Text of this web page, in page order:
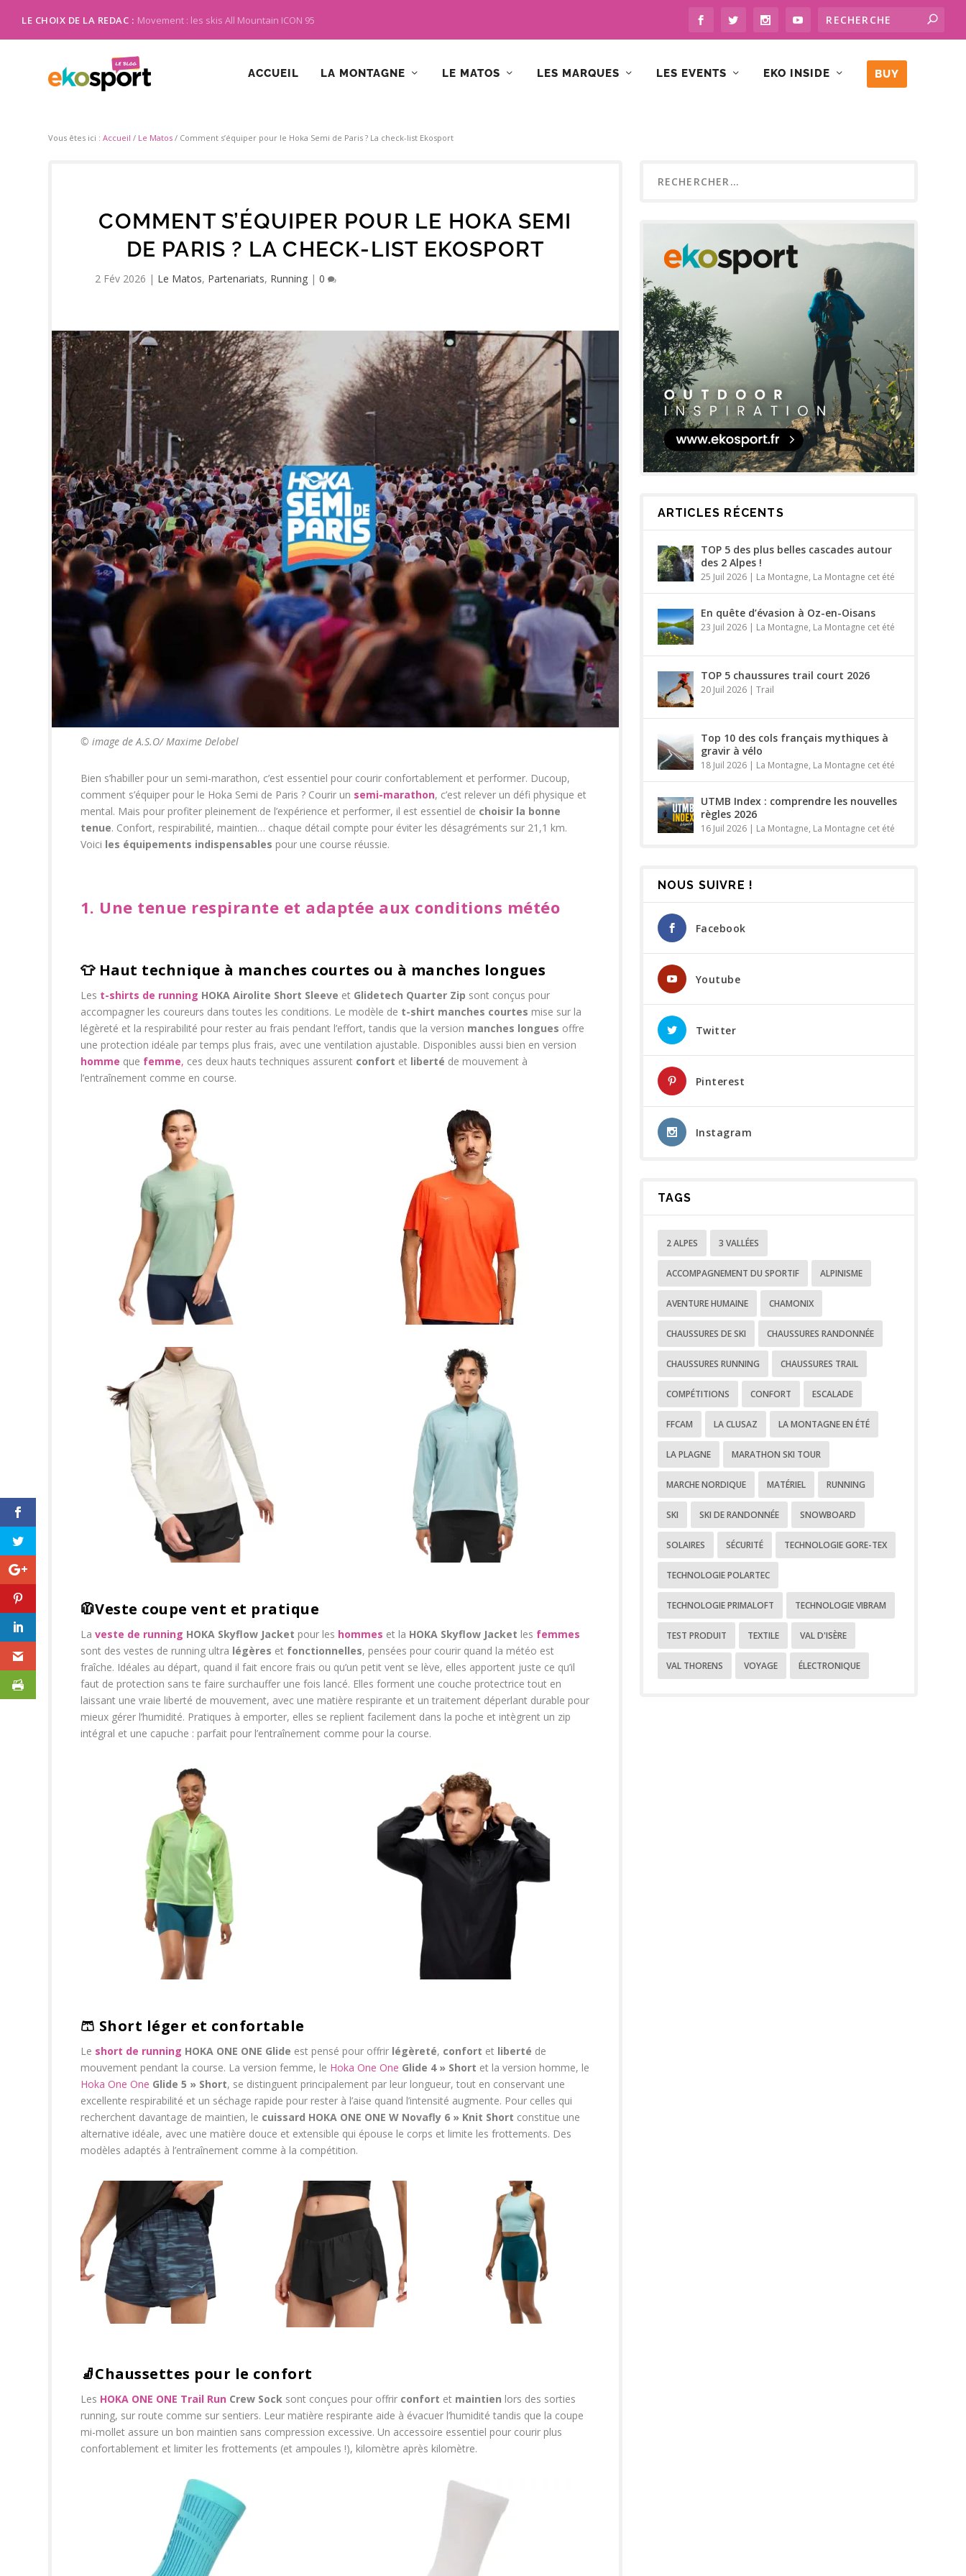
LE CHOIX DE LA REDAC : Movement : les skis All Mountain ICON 95
ACCUEIL LA MONTAGNE LE MATOS LES MARQUES LES EVENTS EKO INSIDE BUY
Vous êtes ici :Accueil / Le Matos / Comment s’équiper pour le Hoka Semi de Paris ? La check-list Ekosport
COMMENT S’ÉQUIPER POUR LE HOKA SEMI
DE PARIS ? LA CHECK-LIST EKOSPORT
2 Fév 2026 | Le Matos, Partenariats, Running |0
© image de A.S.O/ Maxime Delobel
Bien s’habiller pour un semi-marathon, c’est essentiel pour courir confortablement et performer. Ducoup,
comment s’équiper pour le Hoka Semi de Paris ? Courir un semi-marathon, c’est relever un défi physique et
mental. Mais pour profiter pleinement de l’expérience et performer, il est essentiel de choisir la bonne
tenue. Confort, respirabilité, maintien… chaque détail compte pour éviter les désagréments sur 21,1 km.
Voici les équipements indispensables pour une course réussie.
1. Une tenue respirante et adaptée aux conditions météo
👕 Haut technique à manches courtes ou à manches longues
Les t-shirts de running HOKA Airolite Short Sleeve et Glidetech Quarter Zip sont conçus pour
accompagner les coureurs dans toutes les conditions. Le modèle de t-shirt manches courtes mise sur la
légèreté et la respirabilité pour rester au frais pendant l’effort, tandis que la version manches longues offre
une protection idéale par temps plus frais, avec une ventilation ajustable. Disponibles aussi bien en version
homme que femme, ces deux hauts techniques assurent confort et liberté de mouvement à
l’entraînement comme en course.
🧥Veste coupe vent et pratique
La veste de running HOKA Skyflow Jacket pour les hommes et la HOKA Skyflow Jacket les femmes
sont des vestes de running ultra légères et fonctionnelles, pensées pour courir quand la météo est
fraîche. Idéales au départ, quand il fait encore frais ou qu’un petit vent se lève, elles apportent juste ce qu’il
faut de protection sans te faire surchauffer une fois lancé. Elles forment une couche protectrice tout en
laissant une vraie liberté de mouvement, avec une matière respirante et un traitement déperlant durable pour
mieux gérer l’humidité. Pratiques à emporter, elles se replient facilement dans la poche et intègrent un zip
intégral et une capuche : parfait pour l’entraînement comme pour la course.
🩳 Short léger et confortable
Le short de running HOKA ONE ONE Glide est pensé pour offrir légèreté, confort et liberté de
mouvement pendant la course. La version femme, le Hoka One One Glide 4 » Short et la version homme, le
Hoka One One Glide 5 » Short, se distinguent principalement par leur longueur, tout en conservant une
excellente respirabilité et un séchage rapide pour rester à l’aise quand l’intensité augmente. Pour celles qui
recherchent davantage de maintien, le cuissard HOKA ONE ONE W Novafly 6 » Knit Short constitue une
alternative idéale, avec une matière douce et extensible qui épouse le corps et limite les frottements. Des
modèles adaptés à l’entraînement comme à la compétition.
🧦Chaussettes pour le confort
Les HOKA ONE ONE Trail Run Crew Socksont conçues pour offrir confort et maintien lors des sorties
running, sur route comme sur sentiers. Leur matière respirante aide à évacuer l’humidité tandis que la coupe
mi-mollet assure un bon maintien sans compression excessive. Un accessoire essentiel pour courir plus
confortablement et limiter les frottements (et ampoules !), kilomètre après kilomètre.
ARTICLES RÉCENTS
TOP 5 des plus belles cascades autour
des 2 Alpes !
25 Juil 2026| La Montagne, La Montagne cet été
En quête d’évasion à Oz-en-Oisans
23 Juil 2026| La Montagne, La Montagne cet été
TOP 5 chaussures trail court 2026
20 Juil 2026| Trail
Top 10 des cols français mythiques à
gravir à vélo
18 Juil 2026| La Montagne, La Montagne cet été
UTMB Index : comprendre les nouvelles
règles 2026
16 Juil 2026| La Montagne, La Montagne cet été
NOUS SUIVRE !
Facebook
Youtube
Twitter
Pinterest
Instagram
TAGS
2 ALPES 3 VALLÉES
ACCOMPAGNEMENT DU SPORTIF ALPINISME
AVENTURE HUMAINE CHAMONIX
CHAUSSURES DE SKI CHAUSSURES RANDONNÉE
CHAUSSURES RUNNING CHAUSSURES TRAIL
COMPÉTITIONS CONFORT ESCALADE
FFCAM LA CLUSAZ LA MONTAGNE EN ÉTÉ
LA PLAGNE MARATHON SKI TOUR
MARCHE NORDIQUE MATÉRIEL RUNNING
SKI SKI DE RANDONNÉE SNOWBOARD
SOLAIRES SÉCURITÉ TECHNOLOGIE GORE-TEX
TECHNOLOGIE POLARTEC
TECHNOLOGIE PRIMALOFT TECHNOLOGIE VIBRAM
TEST PRODUIT TEXTILE VAL D'ISÈRE
VAL THORENS VOYAGE ÉLECTRONIQUE